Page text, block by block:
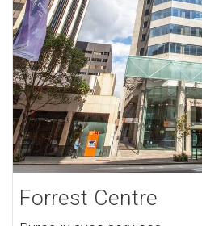
Forrest Centre